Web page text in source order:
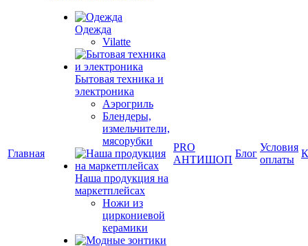
Главная
Одежда
Vilatte
Бытовая техника и
электроника
Аэрогриль
Блендеры,
измельчители,
мясорубки
Наша продукция на
маркетплейсах
Ножи из
циркониевой
керамики
PRO
АНТИШОП
Блог
Условия
оплаты